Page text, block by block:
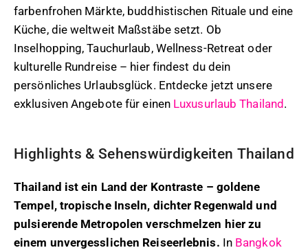
farbenfrohen Märkte, buddhistischen Rituale und eine
Küche, die weltweit Maßstäbe setzt. Ob
Inselhopping, Tauchurlaub, Wellness-Retreat oder
kulturelle Rundreise – hier findest du dein
persönliches Urlaubsglück. Entdecke jetzt unsere
exklusiven Angebote für einen Luxusurlaub Thailand.
Highlights & Sehenswürdigkeiten Thailand
Thailand ist ein Land der Kontraste – goldene
Tempel, tropische Inseln, dichter Regenwald und
pulsierende Metropolen verschmelzen hier zu
einem unvergesslichen Reiseerlebnis. In Bangkok